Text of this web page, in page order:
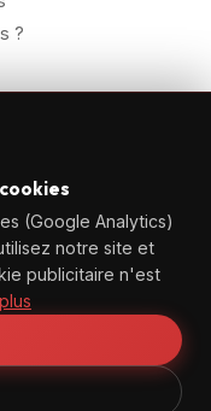
?
réservés.
(Google Analytics)
notre site et
publicitaire n'est